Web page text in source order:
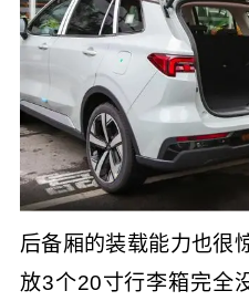
后备厢的装载能力也很
放3个20寸行李箱完全